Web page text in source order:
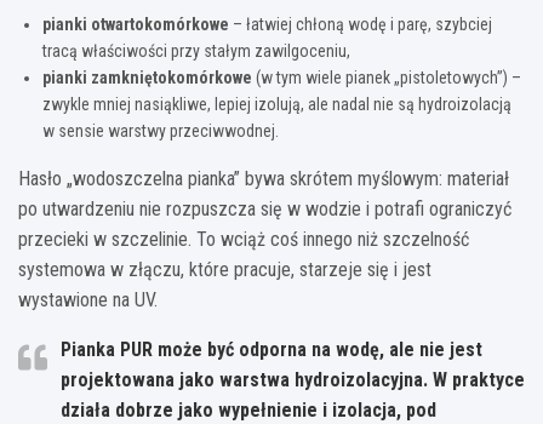
pianki otwartokomórkowe – łatwiej chłoną wodę i parę, szybciej
tracą właściwości przy stałym zawilgoceniu,
pianki zamkniętokomórkowe (w tym wiele pianek „pistoletowych”) –
zwykle mniej nasiąkliwe, lepiej izolują, ale nadal nie są hydroizolacją
w sensie warstwy przeciwwodnej.
Hasło „wodoszczelna pianka” bywa skrótem myślowym: materiał
po utwardzeniu nie rozpuszcza się w wodzie i potrafi ograniczyć
przecieki w szczelinie. To wciąż coś innego niż szczelność
systemowa w złączu, które pracuje, starzeje się i jest
wystawione na UV.
Pianka PUR może być odporna na wodę, ale nie jest
projektowana jako warstwa hydroizolacyjna. W praktyce
działa dobrze jako wypełnienie i izolacja, pod